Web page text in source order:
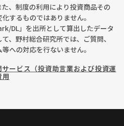
、制度の利用により投資商品その
するものではありません。
DL」を出所として算出したデータ
、野村総合研究所では、ご質問、
への対応を行ないません。
ービス（投資助言業および投資運
用